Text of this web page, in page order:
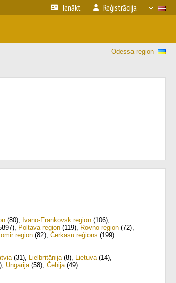
Ienākt Reģistrācija
Odessa region
(80), Ivano-Frankovsk region (106),
, Poltava region (119), Rovno region (72),
region (82), Čerkasu reģions (199).
(31), Lielbritānija(8), Lietuva(14),
, Ungārija(58), Čehija(49).